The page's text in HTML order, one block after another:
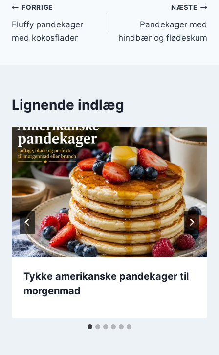
Indlægsnavigation
FORRIGE
Fluffy pandekager
med kokosflader
NÆSTE
Pandekager med
hindbær og flødeskum
Lignende indlæg
Tykke amerikanske pandekager til
morgenmad